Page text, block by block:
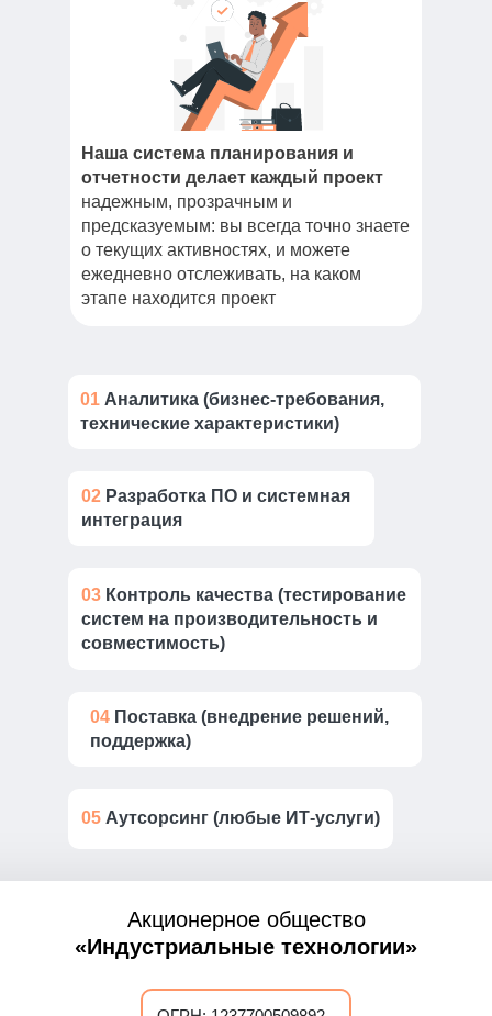
Наша система планирования и
отчетности делает каждый проект
надежным, прозрачным и
предсказуемым: вы всегда точно знаете
о текущих активностях, и можете
ежедневно отслеживать, на каком
этапе находится проект
01 Аналитика (бизнес-требования,
технические характеристики)
02 Разработка ПО и системная
интеграция
03 Контроль качества (тестирование
систем на производительность и
совместимость)
04 Поставка (внедрение решений,
поддержка)
05 Аутсорсинг (любые ИТ-услуги)
Акционерное общество
«Индустриальные технологии»